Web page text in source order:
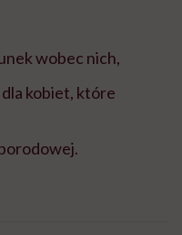
wobec nich,
kobiet, które